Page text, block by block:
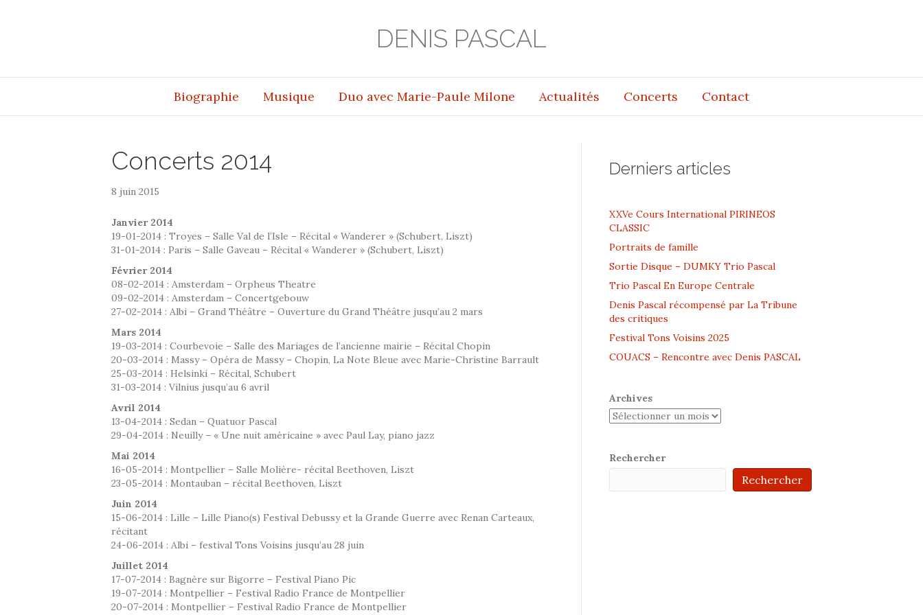
DENIS PASCAL
Biographie Musique Duo avec Marie-Paule Milone Actualités Concerts Contact
Concerts 2014
8 juin 2015
Janvier 2014
19-01-2014 : Troyes – Salle Val de l’Isle – Récital « Wanderer » (Schubert, Liszt)
31-01-2014 : Paris – Salle Gaveau – Récital « Wanderer » (Schubert, Liszt)
Février 2014
08-02-2014 : Amsterdam – Orpheus Theatre
09-02-2014 : Amsterdam – Concertgebouw
27-02-2014 : Albi – Grand Théâtre – Ouverture du Grand Théâtre jusqu’au 2 mars
Mars 2014
19-03-2014 : Courbevoie – Salle des Mariages de l’ancienne mairie – Récital Chopin
20-03-2014 : Massy – Opéra de Massy – Chopin, La Note Bleue avec Marie-Christine Barrault
25-03-2014 : Helsinki – Récital, Schubert
31-03-2014 : Vilnius jusqu’au 6 avril
Avril 2014
13-04-2014 : Sedan – Quatuor Pascal
29-04-2014 : Neuilly – « Une nuit américaine » avec Paul Lay, piano jazz
Mai 2014
16-05-2014 : Montpellier – Salle Molière- récital Beethoven, Liszt
23-05-2014 : Montauban – récital Beethoven, Liszt
Juin 2014
15-06-2014 : Lille – Lille Piano(s) Festival Debussy et la Grande Guerre avec Renan Carteaux,
récitant
24-06-2014 : Albi – festival Tons Voisins jusqu’au 28 juin
Juillet 2014
17-07-2014 : Bagnère sur Bigorre – Festival Piano Pic
19-07-2014 : Montpellier – Festival Radio France de Montpellier
20-07-2014 : Montpellier – Festival Radio France de Montpellier
Derniers articles
XXVe Cours International PIRINEOS
CLASSIC
Portraits de famille
Sortie Disque – DUMKY Trio Pascal
Trio Pascal En Europe Centrale
Denis Pascal récompensé par La Tribune
des critiques
Festival Tons Voisins 2025
COUACS – Rencontre avec Denis PASCAL
Archives
Rechercher
Rechercher